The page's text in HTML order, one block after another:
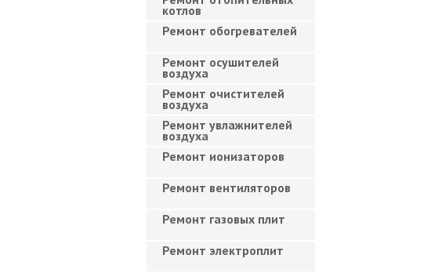
котлов
Ремонт обогревателей
Ремонт осушителей
воздуха
Ремонт очистителей
воздуха
Ремонт увлажнителей
воздуха
Ремонт ионизаторов
Ремонт вентиляторов
Ремонт газовых плит
Ремонт электроплит